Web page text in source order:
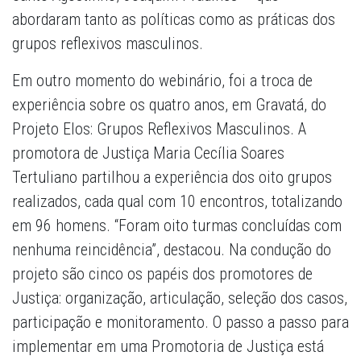
abordaram tanto as políticas como as práticas dos
grupos reflexivos masculinos.
Em outro momento do webinário, foi a troca de
experiência sobre os quatro anos, em Gravatá, do
Projeto Elos: Grupos Reflexivos Masculinos. A
promotora de Justiça Maria Cecília Soares
Tertuliano partilhou a experiência dos oito grupos
realizados, cada qual com 10 encontros, totalizando
em 96 homens. “Foram oito turmas concluídas com
nenhuma reincidência”, destacou. Na condução do
projeto são cinco os papéis dos promotores de
Justiça: organização, articulação, seleção dos casos,
participação e monitoramento. O passo a passo para
implementar em uma Promotoria de Justiça está